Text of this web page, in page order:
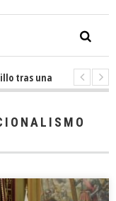
una jornada de